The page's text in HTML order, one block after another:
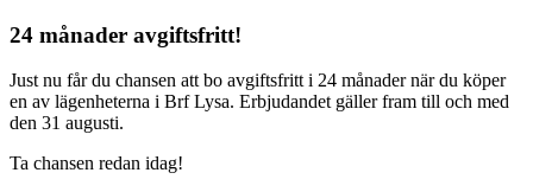
24 månader avgiftsfritt!
Just nu får du chansen att bo avgiftsfritt i 24 månader när du köper
en av lägenheterna i Brf Lysa. Erbjudandet gäller fram till och med
den 31 augusti.
Ta chansen redan idag!